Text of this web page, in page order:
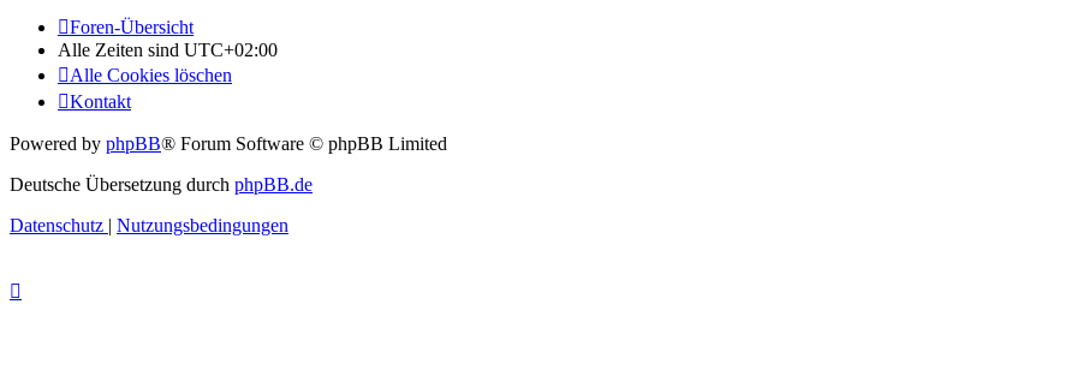
Foren-Übersicht
Alle Zeiten sind UTC+02:00
Alle Cookies löschen
Kontakt
Powered by phpBB® Forum Software © phpBB Limited
Deutsche Übersetzung durch phpBB.de
Datenschutz | Nutzungsbedingungen